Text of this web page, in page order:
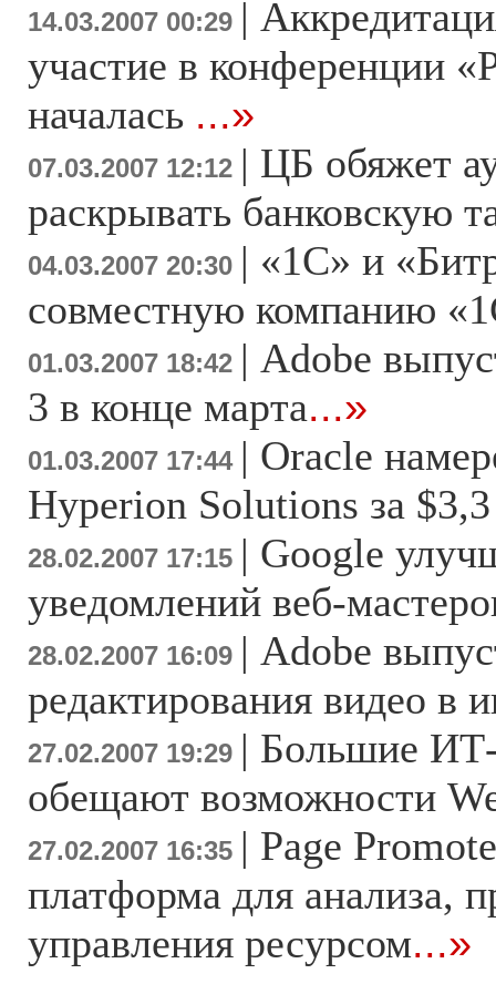
14.03.2007 00:29 |
участие в конференции
началась ...»
07.03.2007 12:12 | ЦБ обяжет
раскрывать банковскую
04.03.2007 20:30 | «1С» и
совместную компанию
01.03.2007 18:42 | Adobe
3 в конце марта...»
01.03.2007 17:44 | Oracle
Hyperion Solutions за
28.02.2007 17:15 | Google
уведомлений веб-
28.02.2007 16:09 | Adobe
редактирования видео в
27.02.2007 19:29 | Большие
обещают возможности
27.02.2007 16:35 | Page
платформа для анализа,
управления ресурсом...»